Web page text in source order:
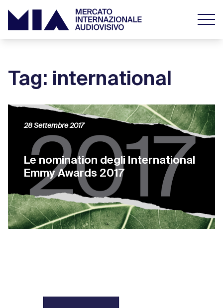
Tag: international
Le nomination degli International
Emmy Awards 2017
28 Settembre 2017